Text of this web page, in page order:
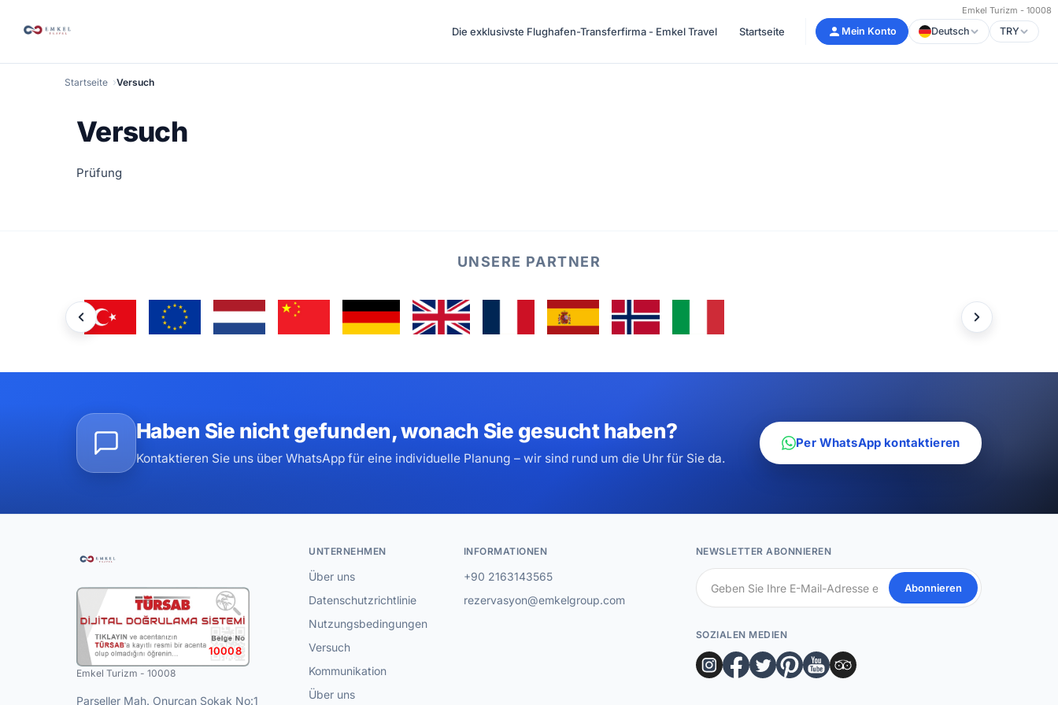
Emkel Turizm - 10008
Die exklusivste Flughafen-Transferfirma - Emkel Travel Startseite Mein Konto Deutsch TRY
Startseite Versuch
Versuch
Prüfung
UNSERE PARTNER
Haben Sie nicht gefunden, wonach Sie gesucht haben?
Kontaktieren Sie uns über WhatsApp für eine individuelle Planung – wir sind rund um die Uhr für Sie da.
Per WhatsApp kontaktieren
10008
Emkel Turizm - 10008
Parseller Mah. Onurcan Sokak No:1
UNTERNEHMEN
Über uns
Datenschutzrichtlinie
Nutzungsbedingungen
Versuch
Kommunikation
Über uns
INFORMATIONEN
+90 2163143565
rezervasyon@emkelgroup.com
NEWSLETTER ABONNIEREN
Abonnieren
SOZIALEN MEDIEN